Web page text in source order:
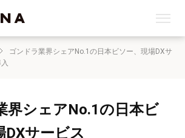
ゴンドラ業界シェアNo.1の日本ビソー、現場DXサ
界シェアNo.1の日本ビ
DXサービス